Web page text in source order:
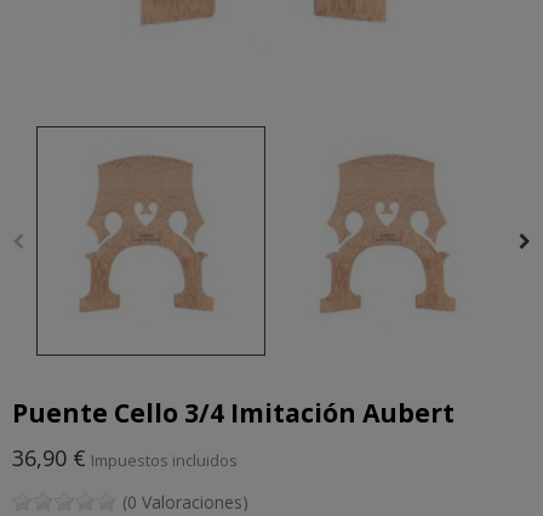
Puente Cello 3/4 Imitación Aubert
36,90 € Impuestos incluidos
(0 Valoraciones)